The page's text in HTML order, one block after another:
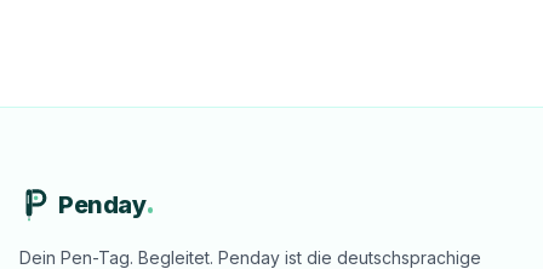
Penday
Dein Pen-Tag. Begleitet. Penday ist die deutschsprachige